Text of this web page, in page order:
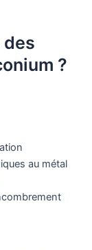
des
?
au métal